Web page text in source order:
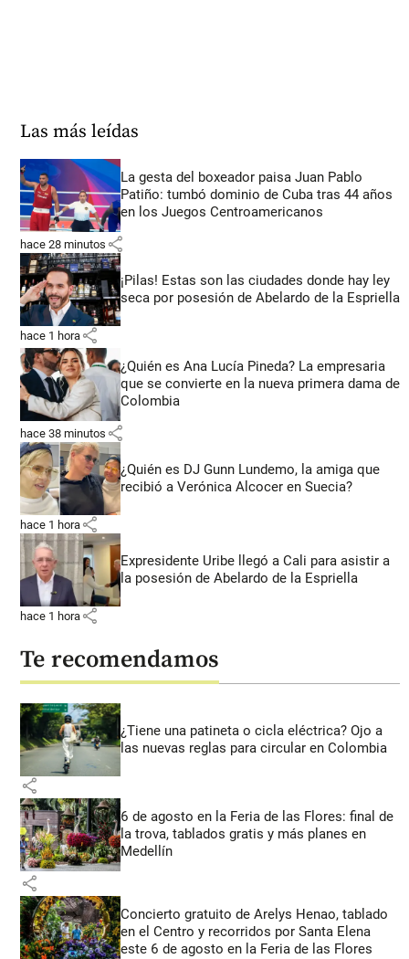
Las más leídas
La gesta del boxeador paisa Juan Pablo
Patiño: tumbó dominio de Cuba tras 44 años
en los Juegos Centroamericanos
hace 28 minutos share
¡Pilas! Estas son las ciudades donde hay ley
seca por posesión de Abelardo de la Espriella
hace 1 hora share
¿Quién es Ana Lucía Pineda? La empresaria
que se convierte en la nueva primera dama de
Colombia
hace 38 minutos share
¿Quién es DJ Gunn Lundemo, la amiga que
recibió a Verónica Alcocer en Suecia?
hace 1 hora share
Expresidente Uribe llegó a Cali para asistir a
la posesión de Abelardo de la Espriella
hace 1 hora share
Te recomendamos
¿Tiene una patineta o cicla eléctrica? Ojo a
las nuevas reglas para circular en Colombia
share
6 de agosto en la Feria de las Flores: final de
la trova, tablados gratis y más planes en
Medellín
share
Concierto gratuito de Arelys Henao, tablado
en el Centro y recorridos por Santa Elena
este 6 de agosto en la Feria de las Flores